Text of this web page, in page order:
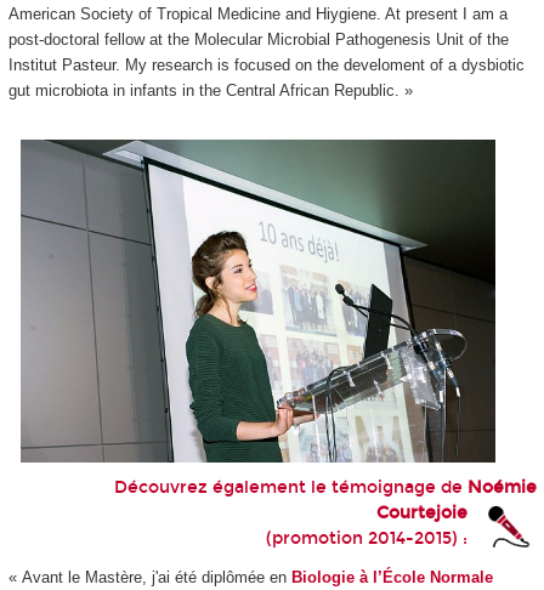
American Society of Tropical Medicine and Hiygiene. At present I am a
post-doctoral fellow at the Molecular Microbial Pathogenesis Unit of the
Institut Pasteur. My research is focused on the develoment of a dysbiotic
gut microbiota in infants in the Central African Republic. »
Découvrez également le témoignage de Noémie
Courtejoie
(promotion 2014-2015) :
« Avant le Mastère, j'ai été diplômée en Biologie à l’École Normale